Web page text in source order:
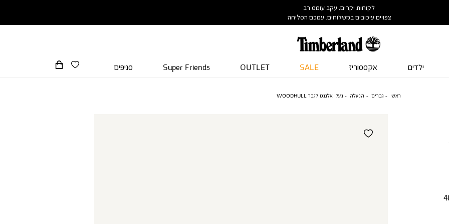
לקוחות יקרים, עקב עומס רב
צפויים עיכובים במשלוחים. עמכם הסליחה
ילדים אקססוריז SALE
OUTLET
Super Friends סניפים
ראשי גברים הנעלה נעלי אלגנט לגבר WOODHULL